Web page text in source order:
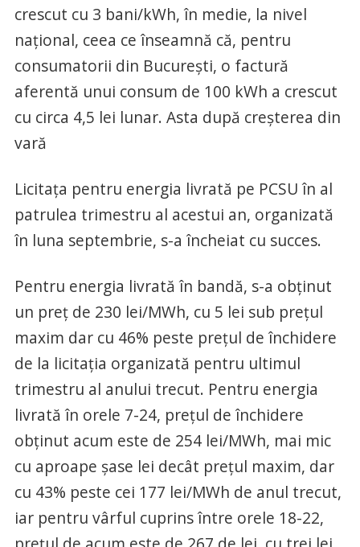
crescut cu 3 bani/kWh, în medie, la nivel
naţional, ceea ce înseamnă că, pentru
consumatorii din Bucureşti, o factură
aferentă unui consum de 100 kWh a crescut
cu circa 4,5 lei lunar. Asta după creşterea din
vară
Licitaţa pentru energia livrată pe PCSU în al
patrulea trimestru al acestui an, organizată
în luna septembrie, s-a încheiat cu succes.
Pentru energia livrată în bandă, s-a obţinut
un preţ de 230 lei/MWh, cu 5 lei sub preţul
maxim dar cu 46% peste preţul de închidere
de la licitaţia organizată pentru ultimul
trimestru al anului trecut. Pentru energia
livrată în orele 7-24, preţul de închidere
obţinut acum este de 254 lei/MWh, mai mic
cu aproape şase lei decât preţul maxim, dar
cu 43% peste cei 177 lei/MWh de anul trecut,
iar pentru vârful cuprins între orele 18-22,